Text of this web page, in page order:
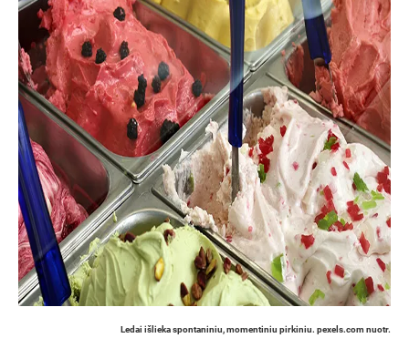
Ledai išlieka spontaniniu, momentiniu pirkiniu. pexels.com nuotr.